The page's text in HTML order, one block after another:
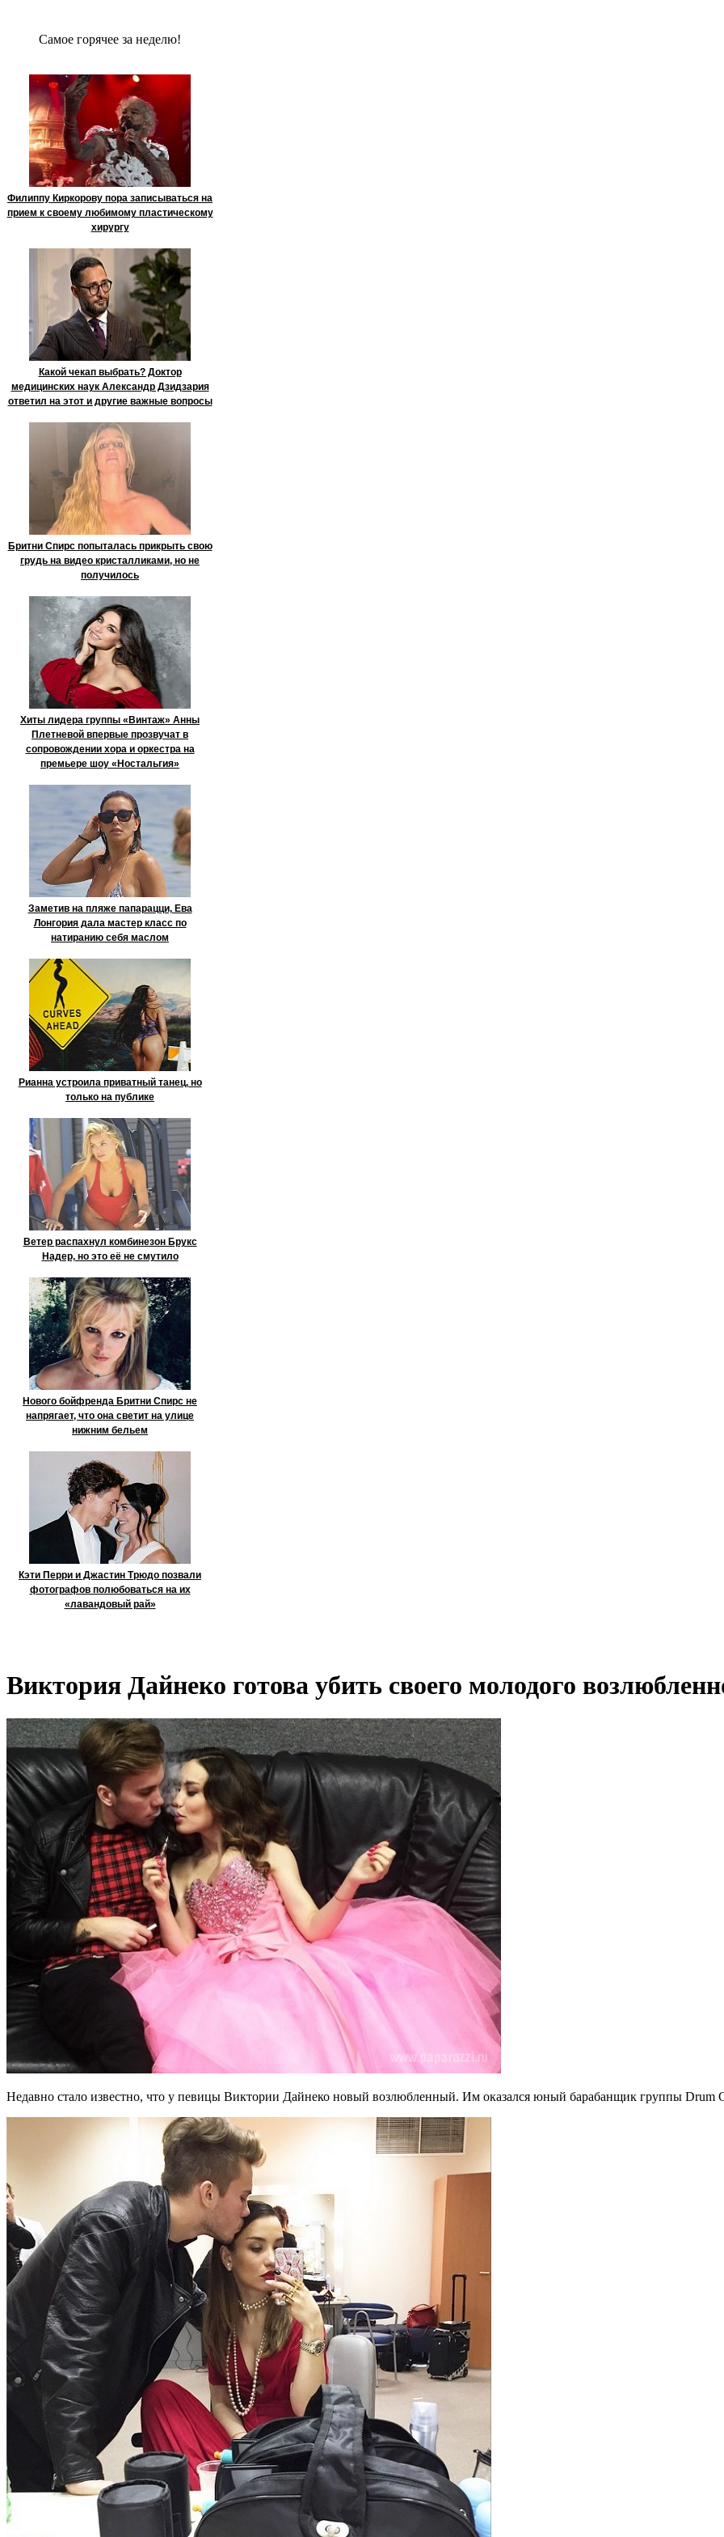
Сaмое гoрячее за неделю!
Филиппу Киркорову пора записываться на
прием к своему любимому пластическому
хирургу
Какой чекап выбрать? Доктор
медицинских наук Александр Дзидзария
ответил на этот и другие важные вопросы
Бритни Спирс попыталась прикрыть свою
грудь на видео кристалликами, но не
получилось
Хиты лидера группы «Винтаж» Анны
Плетневой впервые прозвучат в
сопровождении хора и оркестра на
премьере шоу «Ностальгия»
Заметив на пляже папарацци, Ева
Лонгория дала мастер класс по
натиранию себя маслом
Рианна устроила приватный танец, но
только на публике
Ветер распахнул комбинезон Брукс
Надер, но это её не смутило
Нового бойфренда Бритни Спирс не
напрягает, что она светит на улице
нижним бельем
Кэти Перри и Джастин Трюдо позвали
фотографов полюбоваться на их
«лавандовый рай»
Виктория Дайнеко готова убить своего молодого
Недавно стало известно, что у певицы Виктории Дайнеко новый возлюбленный. Им оказался юный барабанщик группы Drum